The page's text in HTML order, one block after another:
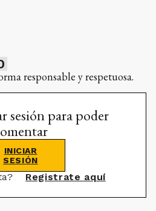
responsable y respetuosa.
sesión para poder
INICIAR
SESIÓN
Registrate aquí